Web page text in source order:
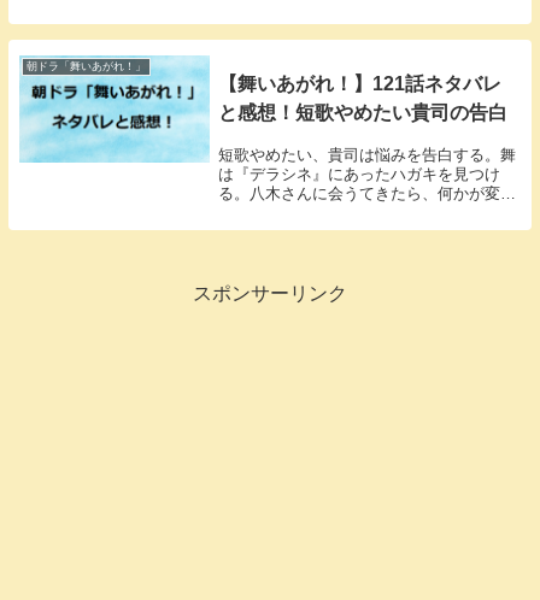
朝ドラ「舞いあがれ！」
【舞いあがれ！】121話ネタバレ
と感想！短歌やめたい貴司の告白
短歌やめたい、貴司は悩みを告白する。舞
は『デラシネ』にあったハガキを見つけ
る。八木さんに会うてきたら、何かが変わ
スポンサーリンク